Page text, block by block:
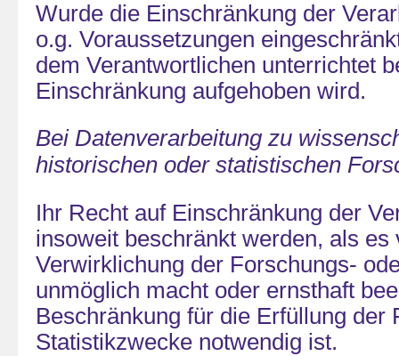
Wurde die Einschränkung der
o.g. Voraussetzungen
dem Verantwortlichen unterrichtet
Einschränkung aufgehoben wird.
Bei Datenverarbeitung zu
historischen oder statistischen
Ihr Recht auf Einschränkung der
insoweit beschränkt werden, als es
Verwirklichung der Forschungs-
unmöglich macht oder ernsthaft
Beschränkung für die Erfüllung der
Statistikzwecke notwendig ist.